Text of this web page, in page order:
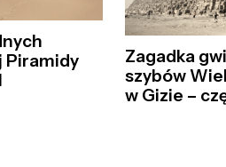
Piramidy
Zagadka
szybów
w Gizie –